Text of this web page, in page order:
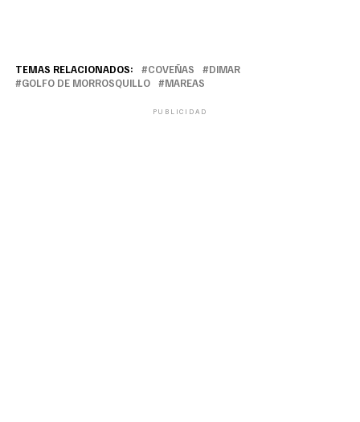
TEMAS RELACIONADOS: COVEÑAS
DIMAR
GOLFO DE MORROSQUILLO
MAREAS
PUBLICIDAD